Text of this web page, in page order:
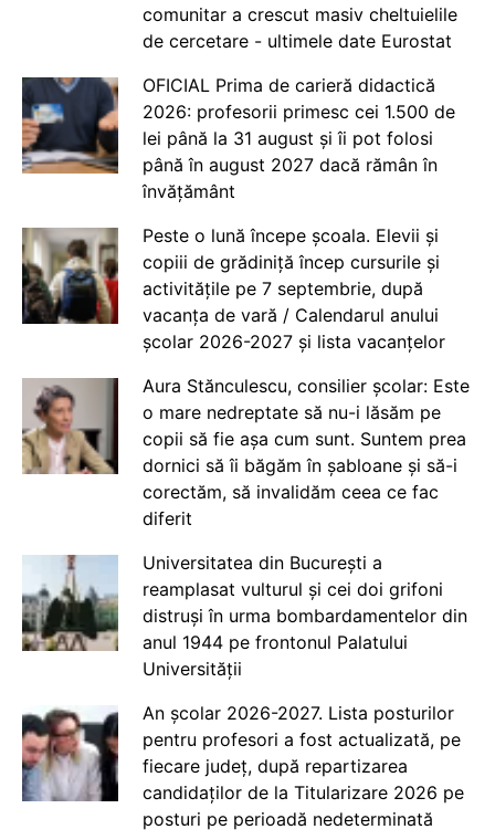
comunitar a crescut masiv cheltuielile
de cercetare - ultimele date Eurostat
OFICIAL Prima de carieră didactică
2026: profesorii primesc cei 1.500 de
lei până la 31 august și îi pot folosi
până în august 2027 dacă rămân în
învățământ
Peste o lună începe școala. Elevii și
copiii de grădiniță încep cursurile și
activitățile pe 7 septembrie, după
vacanța de vară / Calendarul anului
școlar 2026-2027 și lista vacanțelor
Aura Stănculescu, consilier școlar: Este
o mare nedreptate să nu-i lăsăm pe
copii să fie așa cum sunt. Suntem prea
dornici să îi băgăm în șabloane și să-i
corectăm, să invalidăm ceea ce fac
diferit
Universitatea din București a
reamplasat vulturul și cei doi grifoni
distruși în urma bombardamentelor din
anul 1944 pe frontonul Palatului
Universității
An școlar 2026-2027. Lista posturilor
pentru profesori a fost actualizată, pe
fiecare județ, după repartizarea
candidaților de la Titularizare 2026 pe
posturi pe perioadă nedeterminată